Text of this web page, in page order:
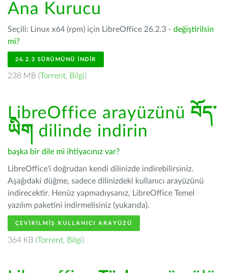
Ana Kurucu
Seçili: Linux x64 (rpm) için LibreOffice 26.2.3 - değiştirilsin
mi?
26.2.3 SÜRÜMÜNÜ İNDIR
238 MB (Torrent, Bilgi)
LibreOffice arayüzünü བོད་
ཡིག dilinde indirin
başka bir dile mi ihtiyacınız var?
LibreOffice'i doğrudan kendi dilinizde indirebilirsiniz.
Aşağıdaki düğme, sadece dilinizdeki kullanıcı arayüzünü
indirecektir. Henüz yapmadıysanız, LibreOffice Temel
yazılım paketini indirmelisiniz (yukarıda).
ÇEVIRILMIŞ KULLANICI ARAYÜZÜ
364 KB (Torrent, Bilgi)